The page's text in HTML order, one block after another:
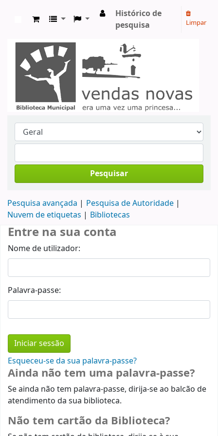
Histórico de
pesquisa
Limpar
Pesquisar
Pesquisa avançada
Pesquisa de Autoridade
Nuvem de etiquetas
Bibliotecas
Entre na sua conta
Nome de utilizador:
Palavra-passe:
Esqueceu-se da sua palavra-passe?
Ainda não tem uma palavra-passe?
Se ainda não tem palavra-passe, dirija-se ao balcão de
atendimento da sua biblioteca.
Não tem cartão da Biblioteca?